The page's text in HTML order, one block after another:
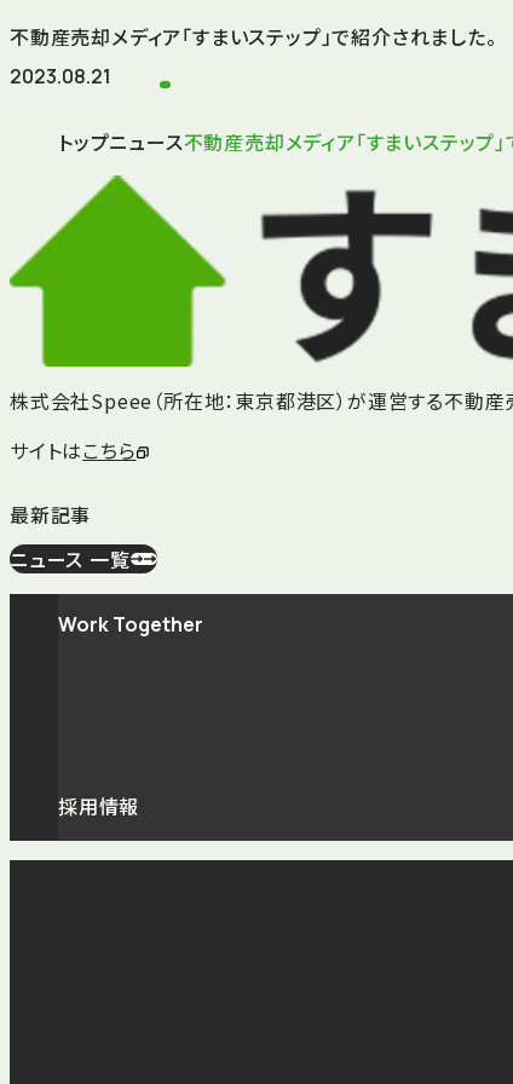
不動産売却メディア「すまいステップ」で紹介されました。
2023.08.21
トップニュース不動産売却メディア「すまいステップ
株式会社Speee（所在地：東京都港区）が運営する不動産
サイトはこちら
最新記事
ニュース 一覧
Work Together
採用情報